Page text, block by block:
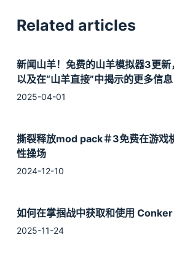
Related articles
新闻山羊！免费的山羊模拟器3更
以及在“山羊直接”中揭示的更多信息
2025-04-01
撕裂释放mod pack＃3免费在游戏
性操场
2024-12-10
如何在掌掴战中获取和使用
2025-11-24